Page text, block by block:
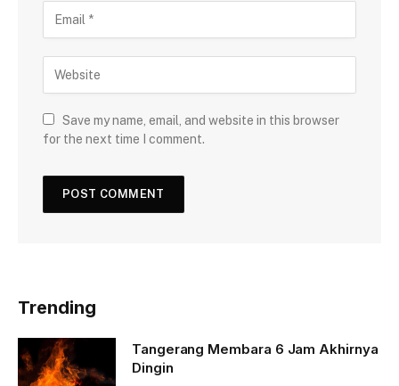
Save my name, email, and website in this browser
for the next time I comment.
Trending
Tangerang Membara 6 Jam Akhirnya
Dingin